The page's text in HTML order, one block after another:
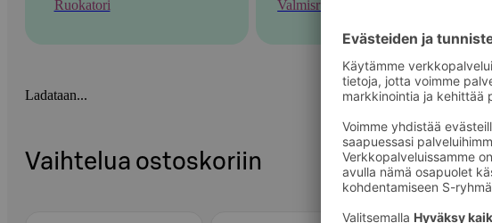
Ruokatori Valmisruoka
Ladataan...
Vaihtelua ostoskoriin